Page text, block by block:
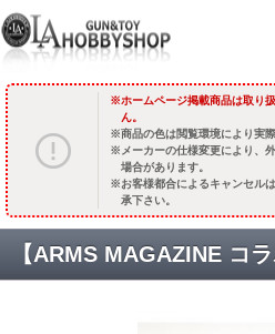
ホームページ掲載商品は取り
ん。
商品の色は閲覧環境により実
メーカーの仕様変更により、
場合があります。
お客様都合によるキャンセル
承下さい。